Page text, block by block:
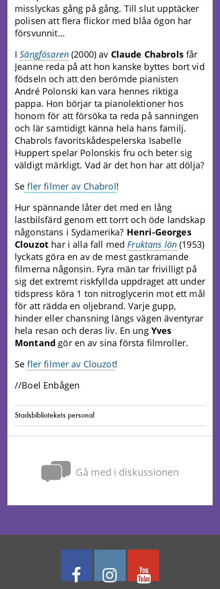
misslyckas gång på gång. Till slut upptäcker
polisen att flera flickor med blåa ögon har
försvunnit…
ISängfösaren(2000) av Claude Chabrolsfår
Jeanne reda på att hon kanske byttes bort vid
födseln och att den berömde pianisten
André Polonski kan vara hennes riktiga
pappa. Hon börjar ta pianolektioner hos
honom för att försöka ta reda på sanningen
och lär samtidigt känna hela hans familj.
Chabrols favoritskådespelerska Isabelle
Huppert spelar Polonskis fru och beter sig
väldigt märkligt. Vad är det hon har att dölja?
Se fler filmer av Chabrol!
Hur spännande låter det med en lång
lastbilsfärd genom ett torrt och öde landskap
någonstans i Sydamerika? Henri-Georges
Clouzot har i alla fall med Fruktans lön (1953)
lyckats göra en av de mest gastkramande
filmerna någonsin. Fyra män tar frivilligt på
sig det extremt riskfyllda uppdraget att under
tidspress köra 1 ton nitroglycerin mot ett mål
för att rädda en oljebrand. Varje gupp,
hinder eller chansning längs vägen äventyrar
hela resan och deras liv. En ungYves
Montand gör en av sina första filmroller.
Sefler filmer av Clouzot!
//Boel Enbågen
Stadsbibliotekets personal
Gå med i diskussionen